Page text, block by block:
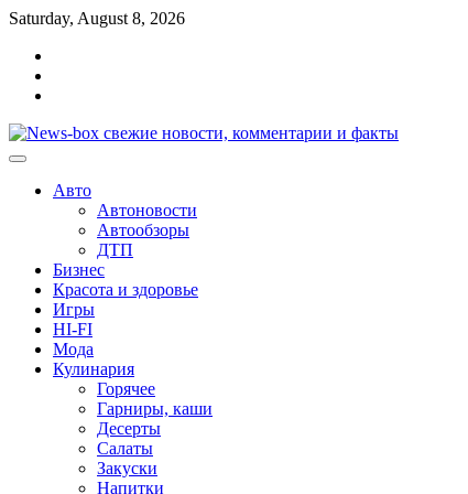
Перейти
содержимому
Saturday, August 8, 2026
Авто
Автоновости
Автообзоры
ДТП
Бизнес
Красота и здоровье
Игры
HI-FI
Мода
Кулинария
Горячее
Гарниры, каши
Десерты
Салаты
Закуски
Напитки